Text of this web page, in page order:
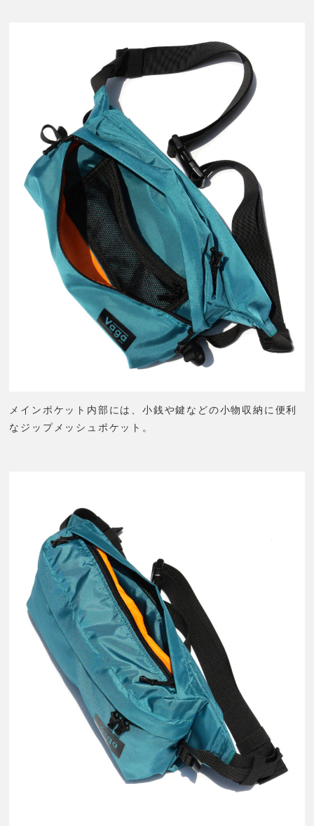
メインポケット内部には、小銭や鍵などの小物収納に便利
なジップメッシュポケット。